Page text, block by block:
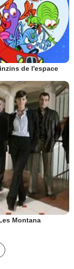
de l'espace
Montana